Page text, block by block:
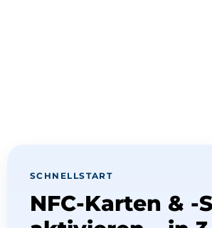
SCHNELLSTART
NFC-Karten & -